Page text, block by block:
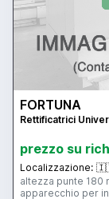
FORTUNA
Rettificatrici
prezzo su
Localizzazione:
altezza punte 180
apparecchio per